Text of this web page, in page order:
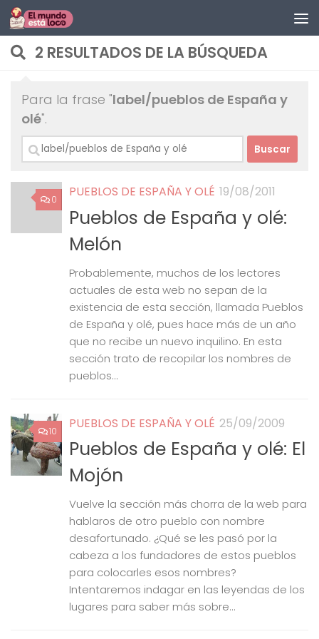
Saltar al contenido
2 RESULTADOS DE LA BÚSQUEDA
Para la frase "label/pueblos de España y
olé".
Buscar:
0 PUEBLOS DE ESPAÑA Y OLÉ 19/08/2011
Pueblos de España y olé:
Melón
Probablemente, muchos de los lectores
actuales de esta web no sepan de la
existencia de esta sección, llamada Pueblos
de España y olé, pues hace más de un año
que no recibe un nuevo inquilino. En esta
sección trato de recopilar los nombres de
pueblos...
10 PUEBLOS DE ESPAÑA Y OLÉ 25/09/2009
Pueblos de España y olé: El
Mojón
Vuelve la sección más chorra de la web para
hablaros de otro pueblo con nombre
desafortunado. ¿Qué se les pasó por la
cabeza a los fundadores de estos pueblos
para colocarles esos nombres?
Intentaremos indagar en las leyendas de los
lugares para saber más sobre...